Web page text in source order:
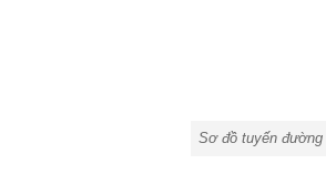
Sơ đồ tuyến đường